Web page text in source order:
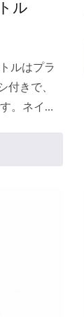
ル
ルはプラ
付きで、
。ネイル
リッター
詰めるた
を購入し
ップは光
ク、白の
ャップは